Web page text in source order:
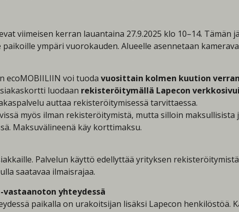
viimeisen kerran lauantaina 27.9.2025 klo 10–14.
ympäri vuorokauden. Alueelle asennetaan
ecoMOBIILIIN voi tuoda vuosittain kolmen kuution
luodaan rekisteröitymällä Lapecon
auttaa rekisteröitymisessä tarvittaessa.
myös ilman rekisteröitymistä, mutta silloin
Maksuvälineenä käy korttimaksu.
Palvelun käyttö edellyttää yrityksen
saatavaa ilmaisrajaa.
yhteydessä
paikalla on urakoitsijan lisäksi Lapecon henkilöstöä.